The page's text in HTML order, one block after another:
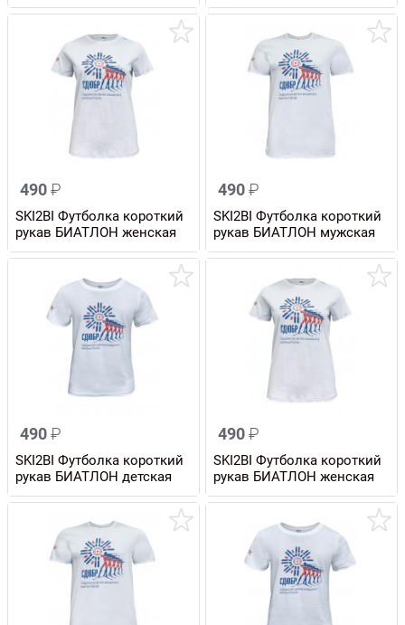
490₽
SKI2BI Футболка короткий
рукав БИАТЛОН женская
490₽
SKI2BI Футболка короткий
рукав БИАТЛОН мужская
490₽
SKI2BI Футболка короткий
рукав БИАТЛОН детская
490₽
SKI2BI Футболка короткий
рукав БИАТЛОН женская